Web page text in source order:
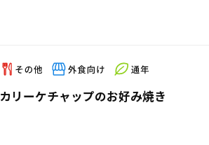
カリーケチャップのお好み焼き